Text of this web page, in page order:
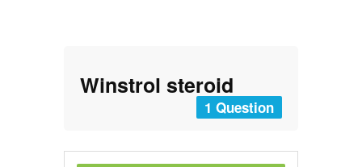
Winstrol steroid
1 Question